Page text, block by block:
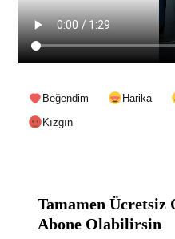
Beğendim Harika
Kızgın
Tamamen
Abone Olabilirsin